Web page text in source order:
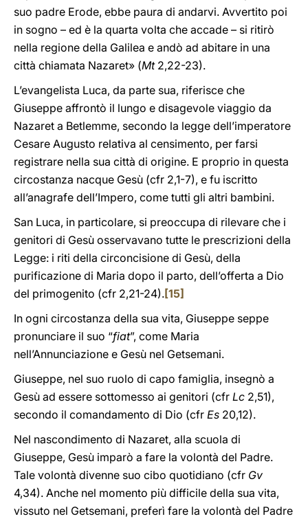
suo padre Erode, ebbe paura di andarvi. Avvertito poi
in sogno – ed è la quarta volta che accade – si ritirò
nella regione della Galilea e andò ad abitare in una
città chiamata Nazaret» (Mt2,22-23).
L’evangelista Luca, da parte sua, riferisce che
Giuseppe affrontò il lungo e disagevole viaggio da
Nazaret a Betlemme, secondo la legge dell’imperatore
Cesare Augusto relativa al censimento, per farsi
registrare nella sua città di origine. E proprio in questa
circostanza nacque Gesù (cfr 2,1-7), e fu iscritto
all’anagrafe dell’Impero, come tutti gli altri bambini.
San Luca, in particolare, si preoccupa di rilevare che i
genitori di Gesù osservavano tutte le prescrizioni della
Legge: i riti della circoncisione di Gesù, della
purificazione di Maria dopo il parto, dell’offerta a Dio
del primogenito (cfr 2,21-24).[15]
In ogni circostanza della sua vita, Giuseppe seppe
pronunciare il suo “fiat”, come Maria
nell’Annunciazione e Gesù nel Getsemani.
Giuseppe, nel suo ruolo di capo famiglia, insegnò a
Gesù ad essere sottomesso ai genitori (cfr Lc 2,51),
secondo il comandamento di Dio (cfr Es 20,12).
Nel nascondimento di Nazaret, alla scuola di
Giuseppe, Gesù imparò a fare la volontà del Padre.
Tale volontà divenne suo cibo quotidiano (cfr Gv
4,34). Anche nel momento più difficile della sua vita,
vissuto nel Getsemani, preferì fare la volontà del Padre